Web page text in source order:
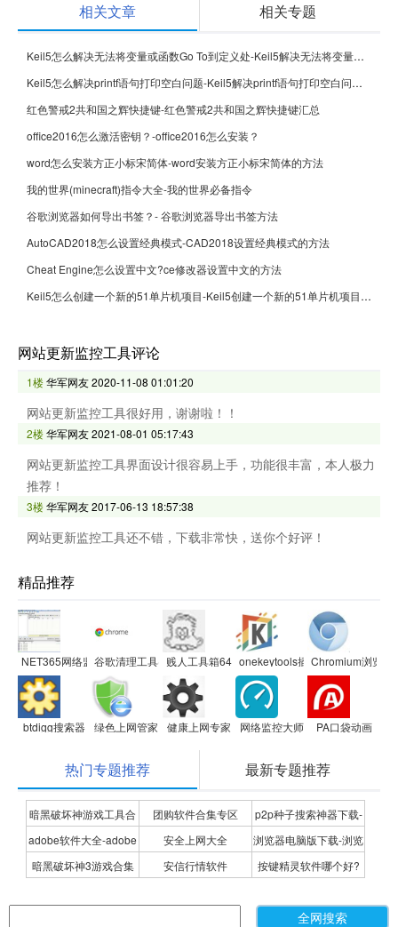
相关文章 相关专题
Keil5怎么解决无法将变量或函数Go To到定义处-Keil5解决无法将变量或函数Go To到定义处的方法
Keil5怎么解决printf语句打印空白问题-Keil5解决printf语句打印空白问题的方法
红色警戒2共和国之辉快捷键-红色警戒2共和国之辉快捷键汇总
office2016怎么激活密钥？-office2016怎么安装？
word怎么安装方正小标宋简体-word安装方正小标宋简体的方法
我的世界(minecraft)指令大全-我的世界必备指令
谷歌浏览器如何导出书签？- 谷歌浏览器导出书签方法
AutoCAD2018怎么设置经典模式-CAD2018设置经典模式的方法
Cheat Engine怎么设置中文?ce修改器设置中文的方法
Keil5怎么创建一个新的51单片机项目-Keil5创建一个新的51单片机项目的方法
网站更新监控工具评论
1楼华军网友2020-11-08 01:01:20
网站更新监控工具很好用，谢谢啦！！
2楼华军网友2021-08-01 05:17:43
网站更新监控工具界面设计很容易上手，功能很丰富，本人极力
推荐！
3楼华军网友2017-06-13 18:57:38
网站更新监控工具还不错，下载非常快，送你个好评！
精品推荐
NET365网络监控软件谷歌清理工具(Chrome清理工具)
贱人工具箱64位5.8onekeytools插件Chromium浏览器
btdigg搜索器 绿色上网管家 健康上网专家 网络监控大师 PA口袋动画
热门专题推荐 最新专题推荐
暗黑破坏神游戏工具合
集
团购软件合集专区
p2p种子搜索神器下载-
P2P种子搜索神器专题
adobe软件大全-adobe
全系列软件下载-adobe
安全上网大全
浏览器电脑版下载-浏览
器下载合集
暗黑破坏神3游戏合集 安信行情软件
按键精灵软件哪个好?